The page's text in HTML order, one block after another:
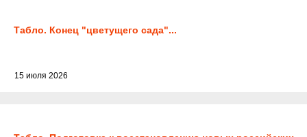
Табло. Конец "цветущего сада"...
15 июля 2026